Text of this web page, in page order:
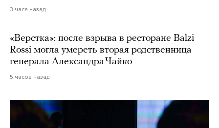
3 часа назад
«Верстка»: после взрыва в ресторане Balzi
Rossi могла умереть вторая родственница
генерала Александра Чайко
5 часов назад